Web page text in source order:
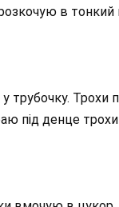
в тонкий
трубочку. Трохи
під денце